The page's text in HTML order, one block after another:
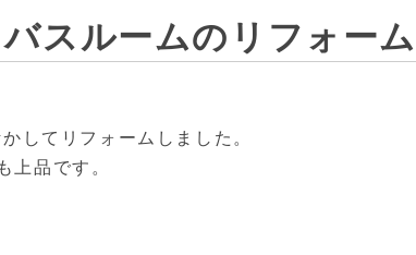
スルームのリフォーム
してリフォームしました。
品です。